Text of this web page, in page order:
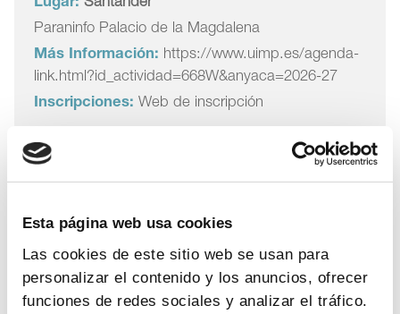
Esta página web usa cookies
Las cookies de este sitio web se usan para
personalizar el contenido y los anuncios, ofrecer
funciones de redes sociales y analizar el tráfico.
Lugar: Santander
Paraninfo Palacio de la Magdalena
Más Información: https://www.uimp.es/agenda-
link.html?id_actividad=668W&anyaca=2026-27
Inscripciones: Web de inscripción
programa de la jornada